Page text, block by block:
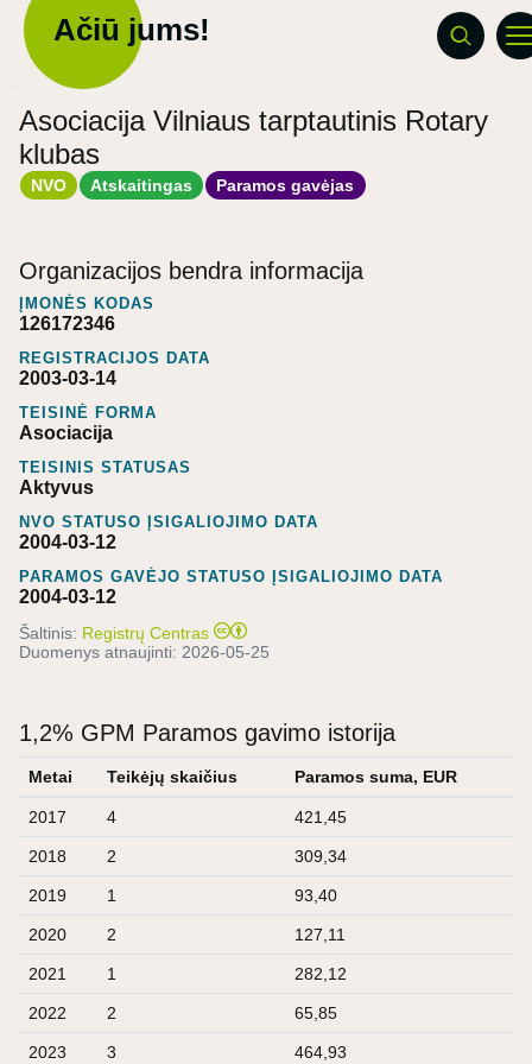
Ačiū jums!
Asociacija Vilniaus tarptautinis Rotary
klubas
NVO Atskaitingas Paramos gavėjas
Organizacijos bendra informacija
ĮMONĖS KODAS
126172346
REGISTRACIJOS DATA
2003-03-14
TEISINĖ FORMA
Asociacija
TEISINIS STATUSAS
Aktyvus
NVO STATUSO ĮSIGALIOJIMO DATA
2004-03-12
PARAMOS GAVĖJO STATUSO ĮSIGALIOJIMO DATA
2004-03-12
Šaltinis: Registrų Centras
Duomenys atnaujinti: 2026-05-25
1,2% GPM Paramos gavimo istorija
Metai Teikėjų skaičius Paramos suma, EUR
2017 4 421,45
2018 2 309,34
2019 1 93,40
2020 2 127,11
2021 1 282,12
2022 2 65,85
2023 3 464,93